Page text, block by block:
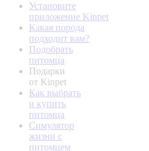
Установите
приложение Kinpet
Какая порода
подходит вам?
Подобрать
питомца
Подарки
от Kinpet
Как выбрать
и купить
питомца
Симулятор
жизни с
питомцем